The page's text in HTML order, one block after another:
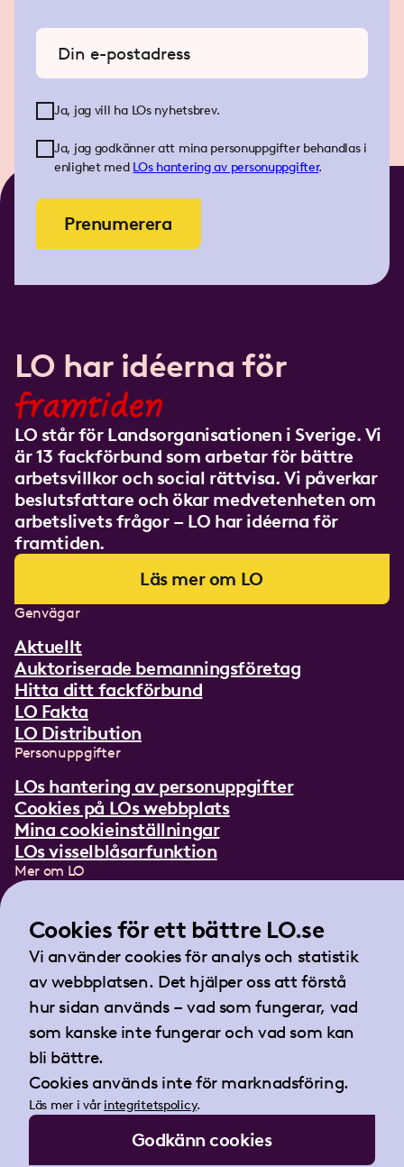
Ange din e-postadress
Ja, jag vill ha LOs nyhetsbrev.
Ja, jag godkänner att mina personuppgifter behandlas i
enlighet med LOs hantering av personuppgifter.
Prenumerera
LO har idéerna för
framtiden
LO står för Landsorganisationen i Sverige. Vi
är 13 fackförbund som arbetar för bättre
arbetsvillkor och social rättvisa. Vi påverkar
beslutsfattare och ökar medvetenheten om
arbetslivets frågor – LO har idéerna för
framtiden.
Läs mer om LO
Genvägar
Aktuellt
Auktoriserade bemanningsföretag
Hitta ditt fackförbund
LO Fakta
LO Distribution
Personuppgifter
LOs hantering av personuppgifter
Cookies på LOs webbplats
Mina cookieinställningar
LOs visselblåsarfunktion
Mer om LO
Lättläst om LO
Teckenspråksfilm
Tidningen Arbetet
Landsorganisationen i Sverige
Barnhusgatan 18
105 53 Stockholm
Tel:08-796 25 00
Fax:08-796 25 17
E-post:info@lo.se
Org.nr 802001-9769
Cookies för ett bättre LO.se
Vi använder cookies för analys och statistik
av webbplatsen. Det hjälper oss att förstå
hur sidan används – vad som fungerar, vad
som kanske inte fungerar och vad som kan
bli bättre.
Cookies används inte för marknadsföring.
Läs mer i vår integritetspolicy.
Godkänn cookies